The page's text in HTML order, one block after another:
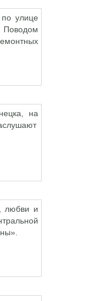
улице
Поводом
на
любви и